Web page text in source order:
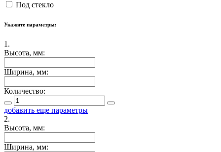
Под стекло
Укажите параметры:
1.
Высота, мм:
Ширина, мм:
Количество:
добавить еще параметры
2.
Высота, мм:
Ширина, мм: